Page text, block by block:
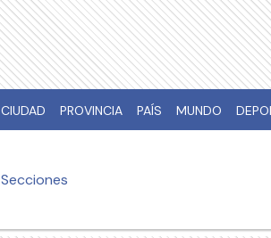
CIUDAD PROVINCIA PAÍS MUNDO
Secciones